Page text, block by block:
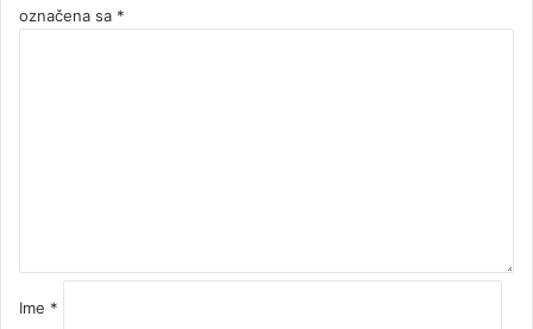
označena sa *
Ime *